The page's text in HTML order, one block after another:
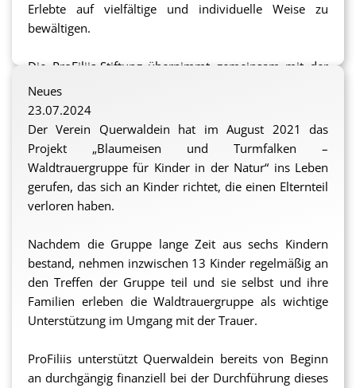
Erlebte auf vielfältige und individuelle Weise zu
bewältigen.
Die ProFiliis-Stiftung übernimmt gemeinsam mit der
Stiftung Kinderglück zu je gleichen Teilen die
Gesamtkosten der Waldtrauergruppe für zunächst ein
Jahr.
*https://www.diakonie.de/broschueren/wie-kinder-
trauern
Neues
23.07.2024
Der Verein Querwaldein hat im August 2021 das
Projekt „Blaumeisen und Turmfalken –
Waldtrauergruppe für Kinder in der Natur“ ins Leben
gerufen, das sich an Kinder richtet, die einen Elternteil
verloren haben.
Nachdem die Gruppe lange Zeit aus sechs Kindern
bestand, nehmen inzwischen 13 Kinder regelmäßig an
den Treffen der Gruppe teil und sie selbst und ihre
Familien erleben die Waldtrauergruppe als wichtige
Unterstützung im Umgang mit der Trauer.
ProFiliis unterstützt Querwaldein bereits von Beginn
an durchgängig finanziell bei der Durchführung dieses